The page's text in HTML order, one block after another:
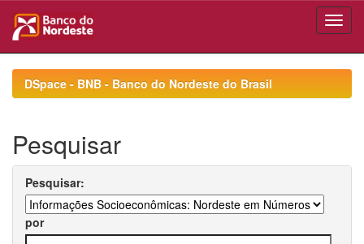
navigationDSpace - BNB - Banco do Nordeste do Brasil
Pesquisar
Pesquisar:
por